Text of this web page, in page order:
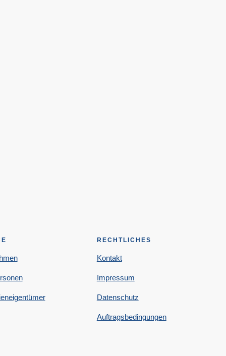
RECHTLICHES
Kontakt
Impressum
Datenschutz
Auftragsbedingungen